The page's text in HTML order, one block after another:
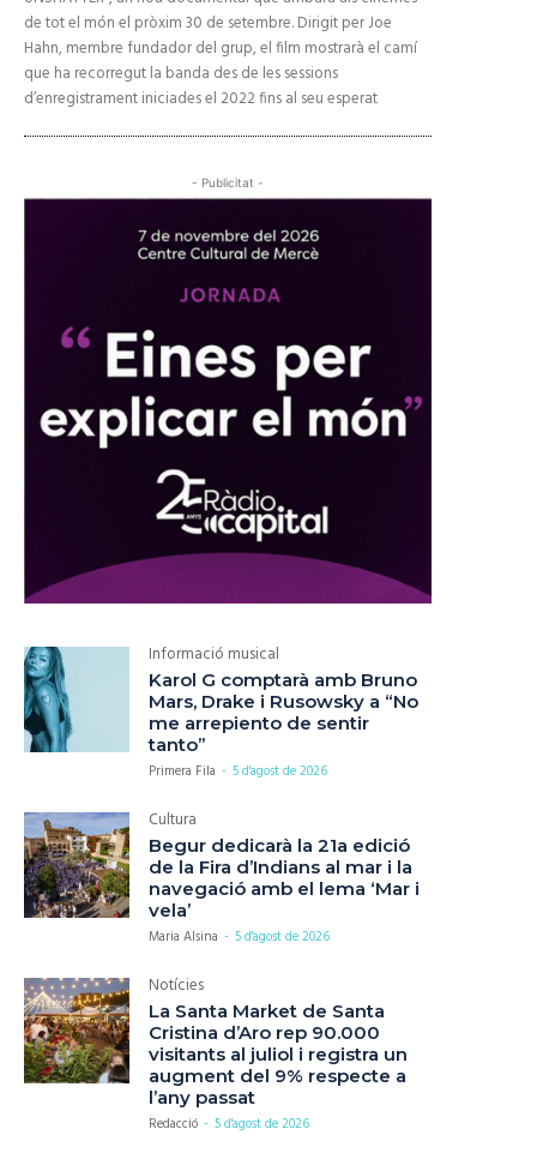
de tot el món el pròxim 30 de setembre. Dirigit per Joe
Hahn, membre fundador del grup, el film mostrarà el camí
que ha recorregut la banda des de les sessions
d’enregistrament iniciades el 2022 fins al seu esperat
- Publicitat -
Informació musical
Karol G comptarà amb Bruno
Mars, Drake i Rusowsky a “No
me arrepiento de sentir
tanto”
Primera Fila - 5 d'agost de 2026
Cultura
Begur dedicarà la 21a edició
de la Fira d’Indians al mar i la
navegació amb el lema ‘Mar i
vela’
Maria Alsina - 5 d'agost de 2026
Notícies
La Santa Market de Santa
Cristina d’Aro rep 90.000
visitants al juliol i registra un
augment del 9% respecte a
l’any passat
Redacció - 5 d'agost de 2026